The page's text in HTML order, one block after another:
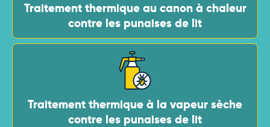
Traitement thermique au canon à chaleur
contre les punaises de lit
Traitement thermique à la vapeur sèche
contre les punaises de lit